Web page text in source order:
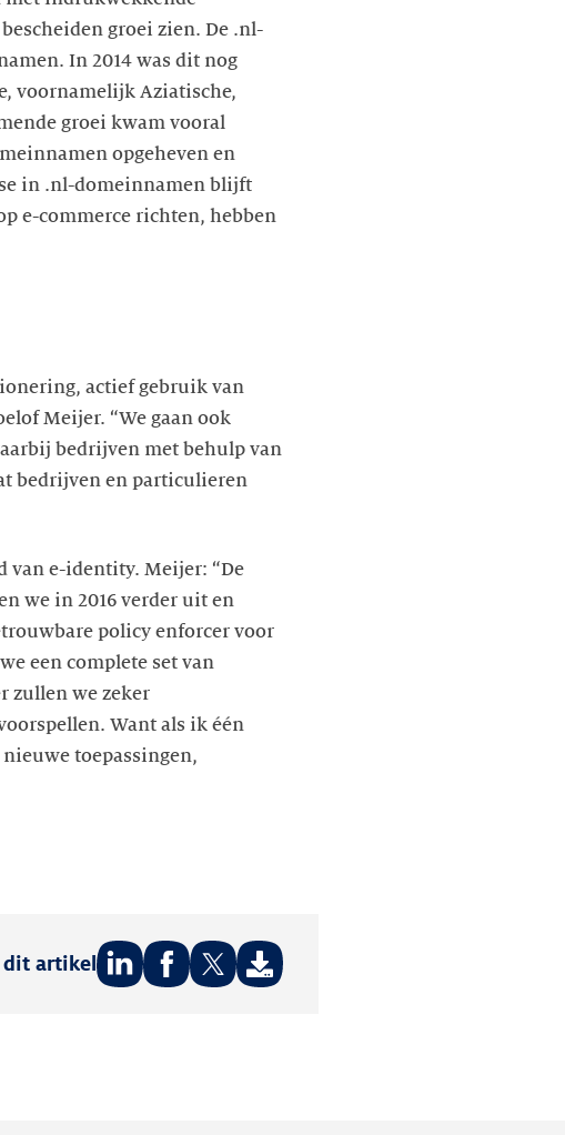
groei zien. De .nl-
In 2014 was dit nog
voornamelijk Aziatische,
groei kwam vooral
opgeheven en
in .nl-domeinnamen blijft
e-commerce richten, hebben
actief gebruik van
Meijer. “We gaan ook
bedrijven met behulp van
bedrijven en particulieren
van e-identity. Meijer: “De
we in 2016 verder uit en
policy enforcer voor
een complete set van
zullen we zeker
Want als ik één
toepassingen,
dit artikel